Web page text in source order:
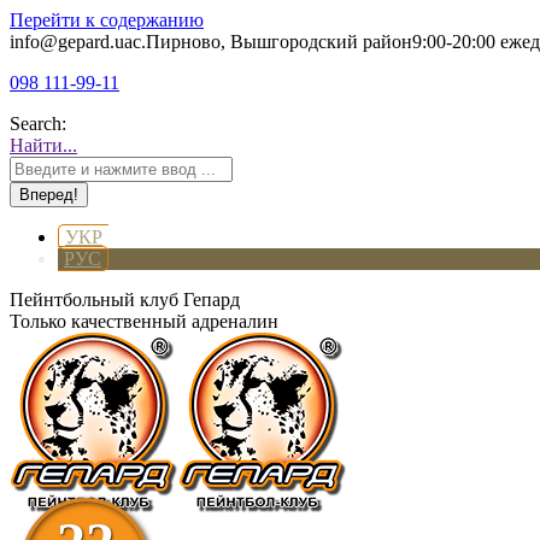
Перейти к содержанию
info@gepard.uaс.Пирново, Вышгородский район9:00-20:00
098 111-99-11
Search:
Найти...
УКР
РУС
Пейнтбольный клуб Гепард
Только качественный адреналин